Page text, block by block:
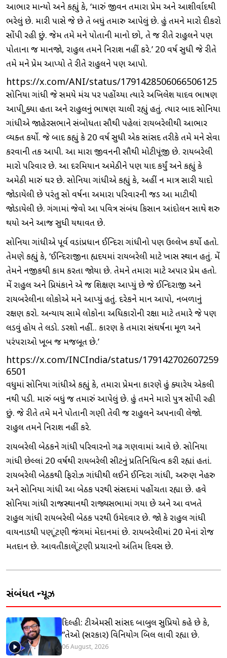
આભાર માન્યો અને કહ્યું કે, ‘મારું જીવન તમારા પ્રેમ અને આશીર્વાદથી
ભરેલું છે. મારી પાસે જે છે તે બધું તમારુ આપેલું છે. હું તમને મારો દીકરો
સોંપી રહી છું. જેમ તમે મને પોતાની માનો છો, તે જ રીતે રાહુલને પણ
પોતાના જ માનજો, રાહુલ તમને નિરાશ નહીં કરે.’ 20 વર્ષ સુધી જે રીતે
તમે મને પ્રેમ આપ્યો તે રીતે રાહુલને પણ આપો.
https://x.com/ANI/status/1791428506066506125
સોનિયા ગાંધી જે સમયે મંચ પર પહોંચ્યા ત્યારે અખિલેશ યાદવ ભાષણ
આપી ચુક્યા હતા અને રાહુલનું ભાષણ ચાલી રહ્યું હતું. ત્યાર બાદ સોનિયા
ગાંધીએ જાહેરસભાને સંબોધતા સૌથી પહેલાં રાયબરેલીથી આભાર
વ્યક્ત કર્યો. જે બાદ કહ્યું કે 20 વર્ષ સુધી એક સાંસદ તરીકે તમે મને સેવા
કરવાની તક આપી. આ મારા જીવનની સૌથી મોટીપૂંજી છે. રાયબરેલી
મારો પરિવાર છે. આ દરમિયાન અમેઠીને પણ યાદ કર્યું અને કહ્યું કે
અમેઠી મારું ઘર છે. સોનિયા ગાંધીએ કહ્યું કે, અહીં ન માત્ર સારી યાદો
જોડાયેલી છે પરંતુ સો વર્ષના અમારા પરિવારની જડ આ માટીથી
જોડાયેલી છે. ગંગામાં જેવો આ પવિત્ર સંબંધ કિસાન આંદોલન સાથે શરુ
થયો અને આજ સુધી યથાવત છે.
સોનિયા ગાંધીએ પૂર્વ વડાંપ્રધાન ઈન્દિરા ગાંધીનો પણ ઉલ્લેખ કર્યો હતો.
તેમણે કહ્યું કે, ‘ઈન્દિરાજીના હ્યદયમાં રાયબરેલી માટે ખાસ સ્થાન હતું. મેં
તેમને નજીકથી કામ કરતા જોયા છે. તેમને તમારા માટે અપાર પ્રેમ હતો.
મેં રાહુલ અને પ્રિયંકાને એ જ શિક્ષણ આપ્યું છે જે ઈન્દિરાજી અને
રાયબરેલીના લોકોએ મને આપ્યું હતું. દરેકને માન આપો, નબળાનું
રક્ષણ કરો. અન્યાય સામે લોકોના અધિકારોની રક્ષા માટે તમારે જે પણ
લડવું હોય તે લડો. ડરશો નહીં.. કારણ કે તમારા સંઘર્ષના મૂળ અને
પરંપરાઓ ખૂબ જ મજબૂત છે.’
https://x.com/INCIndia/status/179142702607259
6501
વધુમાં સોનિયા ગાંધીએ કહ્યું કે, તમારા પ્રેમના કારણે હું ક્યારેય એકલી
નથી પડી. મારું બધું જ તમારું આપેલું છે. હું તમને મારો પુત્ર સોંપી રહી
છું. જે રીતે તમે મને પોતાની ગણી તેવી જ રાહુલને અપનાવી લેજો.
રાહુલ તમને નિરાશ નહીં કરે.
રાયબરેલી બેઠકને ગાંધી પરિવારનો ગઢ ગણવામાં આવે છે. સોનિયા
ગાંધી છેલ્લાં 20 વર્ષથી રાયબરેલી સીટનું પ્રતિનિધિત્વ કરી રહ્યાં હતાં.
રાયબરેલી બેઠકથી ફિરોઝ ગાંધીથી લઈને ઈન્દિરા ગાંધી, અરુણ નેહરુ
અને સોનિયા ગાંધી આ બેઠક પરથી સંસદમાં પહોંચતા રહ્યા છે. હવે
સોનિયા ગાંધી રાજસ્થાનથી રાજ્યસભામાં ગયા છે અને આ વખતે
રાહુલ ગાંધી રાયબરેલી બેઠક પરથી ઉમેદવાર છે. જો કે રાહુલ ગાંધી
વાયનાડથી પણ ચૂંટણી જંગમાં મેદાનમાં છે. રાયબરેલીમાં 20 મેનાં રોજ
મતદાન છે. આવતીકાલે ચૂંટણી પ્રચારનો અંતિમ દિવસ છે.
સંબંધિત ન્યૂઝ
દિલ્હી: ટીએમસી સાંસદ બાબુલ સુપ્રિયો કહે છે કે,
“તેઓ (સરકાર) વિનિયોગ બિલ લાવી રહ્યા છે.
06 August, 2026